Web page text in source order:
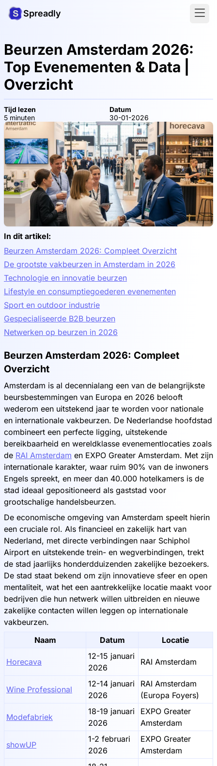
Spreadly
Beurzen Amsterdam 2026:
Top Evenementen & Data |
Overzicht
Tijd lezen
5 minuten
Datum
30-01-2026
In dit artikel:
Beurzen Amsterdam 2026: Compleet Overzicht
De grootste vakbeurzen in Amsterdam in 2026
Technologie en innovatie beurzen
Lifestyle en consumptiegoederen evenementen
Sport en outdoor industrie
Gespecialiseerde B2B beurzen
Netwerken op beurzen in 2026
Beurzen Amsterdam 2026: Compleet
Overzicht
Amsterdam is al decennialang een van de belangrijkste
beursbestemmingen van Europa en 2026 belooft
wederom een uitstekend jaar te worden voor nationale
en internationale vakbeurzen. De Nederlandse hoofdstad
combineert een perfecte ligging, uitstekende
bereikbaarheid en wereldklasse evenementlocaties zoals
de RAI Amsterdam en EXPO Greater Amsterdam. Met zijn
internationale karakter, waar ruim 90% van de inwoners
Engels spreekt, en meer dan 40.000 hotelkamers is de
stad ideaal gepositioneerd als gaststad voor
grootschalige handelsbeurzen.
De economische omgeving van Amsterdam speelt hierin
een cruciale rol. Als financieel en zakelijk hart van
Nederland, met directe verbindingen naar Schiphol
Airport en uitstekende trein- en wegverbindingen, trekt
de stad jaarlijks honderdduizenden zakelijke bezoekers.
De stad staat bekend om zijn innovatieve sfeer en open
mentaliteit, wat het een aantrekkelijke locatie maakt voor
bedrijven die hun netwerk willen uitbreiden en nieuwe
zakelijke contacten willen leggen op internationale
vakbeurzen.
Naam
Datum Locatie
Horecava
12-15 januari
2026
RAI Amsterdam
Wine Professional
12-14 januari
2026
RAI Amsterdam
(Europa Foyers)
Modefabriek
18-19 januari
2026
EXPO Greater
Amsterdam
showUP
1-2 februari
2026
EXPO Greater
Amsterdam